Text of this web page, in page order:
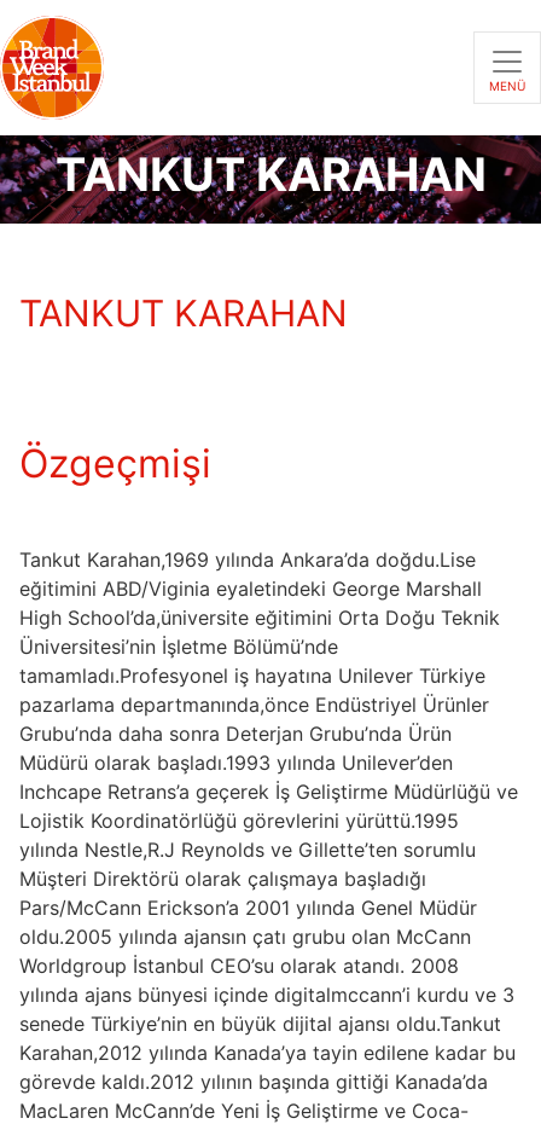
MENÜ
TANKUT KARAHAN
TANKUT KARAHAN
Özgeçmişi
Tankut Karahan,1969 yılında Ankara’da doğdu.Lise
eğitimini ABD/Viginia eyaletindeki George Marshall
High School’da,üniversite eğitimini Orta Doğu Teknik
Üniversitesi’nin İşletme Bölümü’nde
tamamladı.Profesyonel iş hayatına Unilever Türkiye
pazarlama departmanında,önce Endüstriyel Ürünler
Grubu’nda daha sonra Deterjan Grubu’nda Ürün
Müdürü olarak başladı.1993 yılında Unilever’den
Inchcape Retrans’a geçerek İş Geliştirme Müdürlüğü ve
Lojistik Koordinatörlüğü görevlerini yürüttü.1995
yılında Nestle,R.J Reynolds ve Gillette’ten sorumlu
Müşteri Direktörü olarak çalışmaya başladığı
Pars/McCann Erickson’a 2001 yılında Genel Müdür
oldu.2005 yılında ajansın çatı grubu olan McCann
Worldgroup İstanbul CEO’su olarak atandı. 2008
yılında ajans bünyesi içinde digitalmccann’i kurdu ve 3
senede Türkiye’nin en büyük dijital ajansı oldu.Tankut
Karahan,2012 yılında Kanada’ya tayin edilene kadar bu
görevde kaldı.2012 yılının başında gittiği Kanada’da
MacLaren McCann’de Yeni İş Geliştirme ve Coca-